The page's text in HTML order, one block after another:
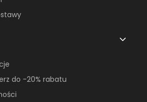
do -20% rabatu